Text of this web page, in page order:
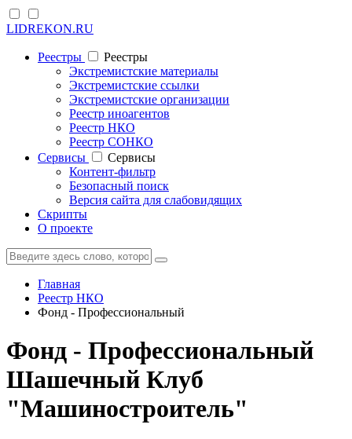
LIDREKON.RU
Реестры
Реестры
Экстремистские материалы
Экстремистские ссылки
Экстремистские организации
Реестр иноагентов
Реестр НКО
Реестр СОНКО
Cервисы
Cервисы
Контент-фильтр
Безопасный поиск
Версия сайта для слабовидящих
Скрипты
О проекте
Главная
Реестр НКО
Фонд - Профессиональный
Фонд - Профессиональный
Шашечный Клуб
"Машиностроитель"